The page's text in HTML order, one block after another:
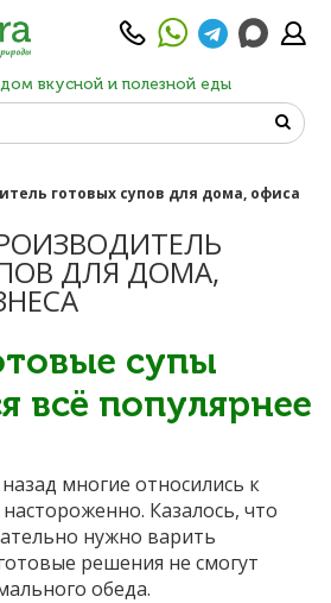
вкусной и полезной еды
готовых супов для дома, офиса
ДЛЯ ДОМА,
супы
всё популярнее
многие относились к
Казалось, что
нужно варить
решения не смогут
обеда.